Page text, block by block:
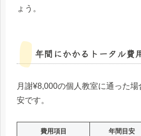
ょう。
年間にかかるトータル費
月謝¥8,000の個人教室に通った場
安です。
費用項目 年間目安